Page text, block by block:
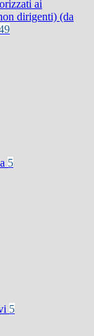
ai
dirigenti) (da
5
5